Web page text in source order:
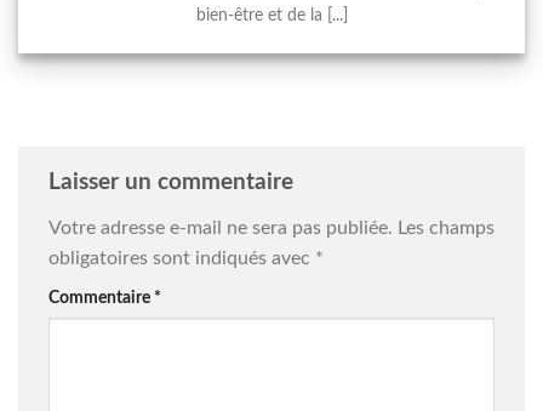
bien-être et de la [...]
Laisser un commentaire
Votre adresse e-mail ne sera pas publiée. Les champs
obligatoires sont indiqués avec *
Commentaire *